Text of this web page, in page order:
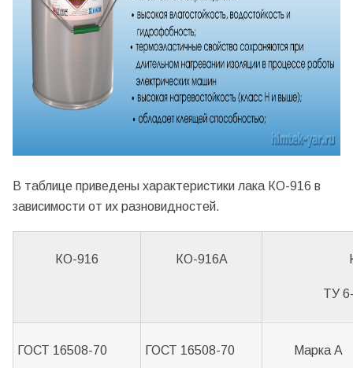
В таблице приведены характеристики лака КО-916 в
зависимости от их разновидностей.
КО-916 КО-916А
ТУ
ГОСТ 16508-70 ГОСТ 16508-70 Марка А